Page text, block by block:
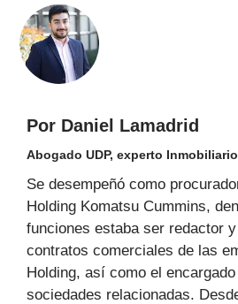
Por Daniel Lamadrid
Abogado UDP, experto
Se desempeñó como
Holding Komatsu Cummins,
funciones estaba ser redactor
contratos comerciales de las
Holding, así como el
sociedades relacionadas.